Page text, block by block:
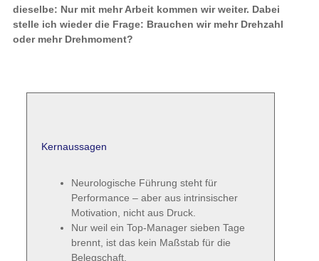
dieselbe: Nur mit mehr Arbeit kommen wir weiter. Dabei
stelle ich wieder die Frage: Brauchen wir mehr Drehzahl
oder mehr Drehmoment?
Kernaussagen
Neurologische Führung steht für
Performance – aber aus intrinsischer
Motivation, nicht aus Druck.
Nur weil ein Top-Manager sieben Tage
brennt, ist das kein Maßstab für die
Belegschaft.